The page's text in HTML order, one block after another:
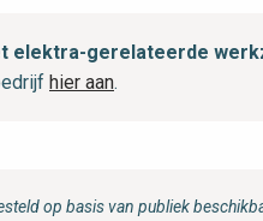
elektra-gerelateerde
hier aan.
op basis van publiek